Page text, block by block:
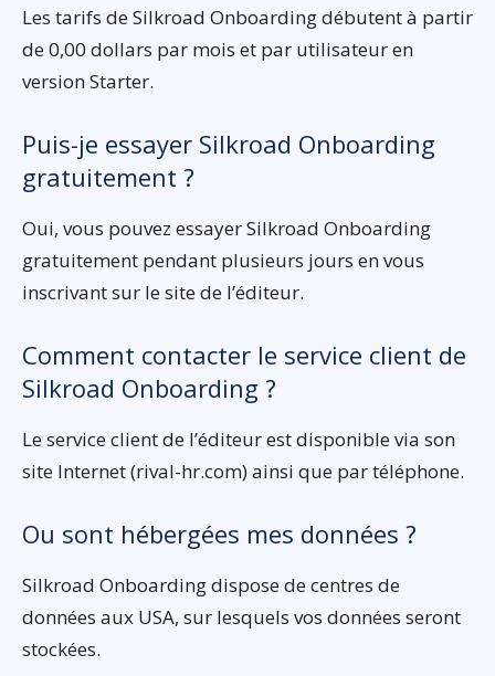
Les tarifs de Silkroad Onboarding débutent à partir
de 0,00 dollars par mois et par utilisateur en
version Starter.
Puis-je essayer Silkroad Onboarding
gratuitement ?
Oui, vous pouvez essayer Silkroad Onboarding
gratuitement pendant plusieurs jours en vous
inscrivant sur le site de l’éditeur.
Comment contacter le service client de
Silkroad Onboarding ?
Le service client de l’éditeur est disponible via son
site Internet (rival-hr.com) ainsi que par téléphone.
Ou sont hébergées mes données ?
Silkroad Onboarding dispose de centres de
données aux USA, sur lesquels vos données seront
stockées.